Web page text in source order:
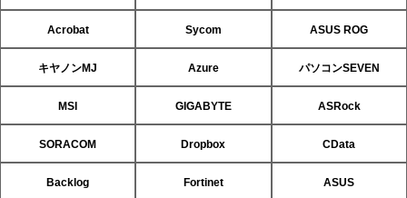
Acrobat Sycom ASUS ROG
キヤノンMJ Azure パソコンSEVEN
MSI GIGABYTE ASRock
SORACOM Dropbox CData
Backlog Fortinet ASUS